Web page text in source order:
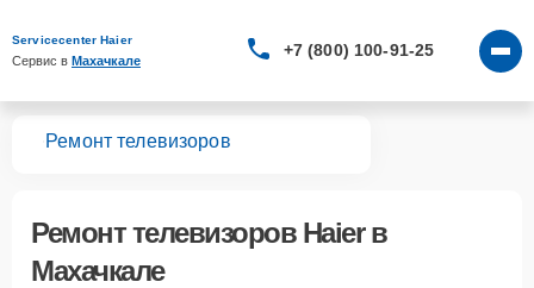
Servicecenter Haier
Сервис в Махачкале
+7 (800) 100-91-25
Ремонт телевизоров
Ремонттелевизоров Haierв
Махачкале